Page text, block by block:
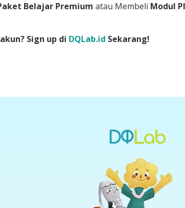
Belajar Premium atau Membeli Modul
Sign up di DQLab.id Sekarang!